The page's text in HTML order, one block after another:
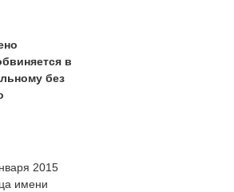
в
без
2015
имени